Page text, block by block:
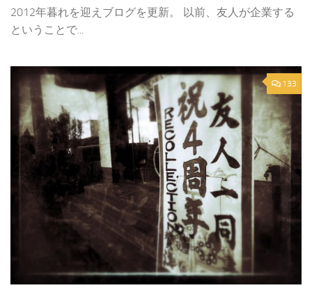
2012年暮れを迎えブログを更新。 以前、友人が企業する
ということで...
133